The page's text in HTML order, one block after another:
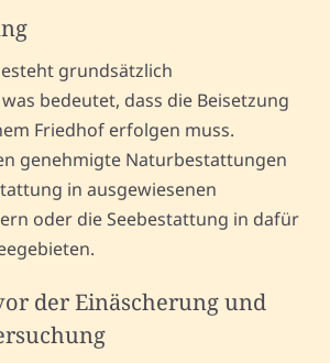
grundsätzlich
bedeutet, dass die Beisetzung
Friedhof erfolgen muss.
genehmigte Naturbestattungen
in ausgewiesenen
oder die Seebestattung in dafür
der Einäscherung und